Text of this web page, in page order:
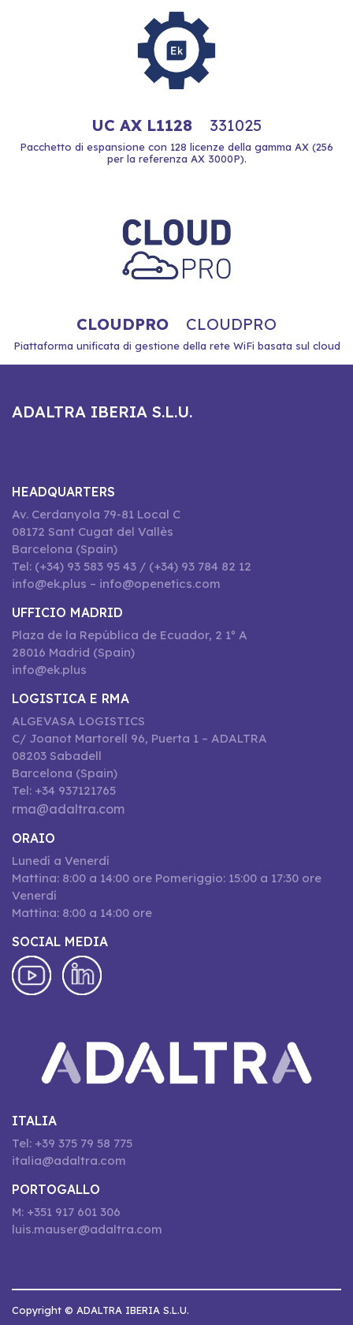
UC AX L1128 331025
Pacchetto di espansione con 128 licenze della gamma AX (256
per la referenza AX 3000P).
CLOUDPRO CLOUDPRO
Piattaforma unificata di gestione della rete WiFi basata sul cloud
ADALTRA IBERIA S.L.U.
HEADQUARTERS
Av. Cerdanyola 79-81 Local C
08172 Sant Cugat del Vallès
Barcelona (Spain)
Tel: (+34) 93 583 95 43 / (+34) 93 784 82 12
info@ek.plus – info@openetics.com
UFFICIO MADRID
Plaza de la República de Ecuador, 2 1º A
28016 Madrid (Spain)
info@ek.plus
LOGISTICA E RMA
ALGEVASA LOGISTICS
C/ Joanot Martorell 96, Puerta 1 – ADALTRA
08203 Sabadell
Barcelona (Spain)
Tel: +34 937121765
rma@adaltra.com
ORAIO
Lunedí a Venerdí
Mattina: 8:00 a 14:00 ore Pomeriggio: 15:00 a 17:30 ore
Venerdí
Mattina: 8:00 a 14:00 ore
SOCIAL MEDIA
ITALIA
Tel: +39 375 79 58 775
italia@adaltra.com
PORTOGALLO
M: +351 917 601 306
luis.mauser@adaltra.com
Copyright © ADALTRA IBERIA S.L.U.